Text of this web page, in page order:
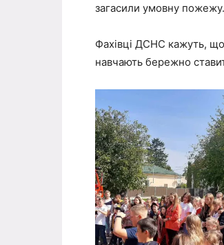
загасили умовну пожежу.
Фахівці ДСНС кажуть,
навчають бережно